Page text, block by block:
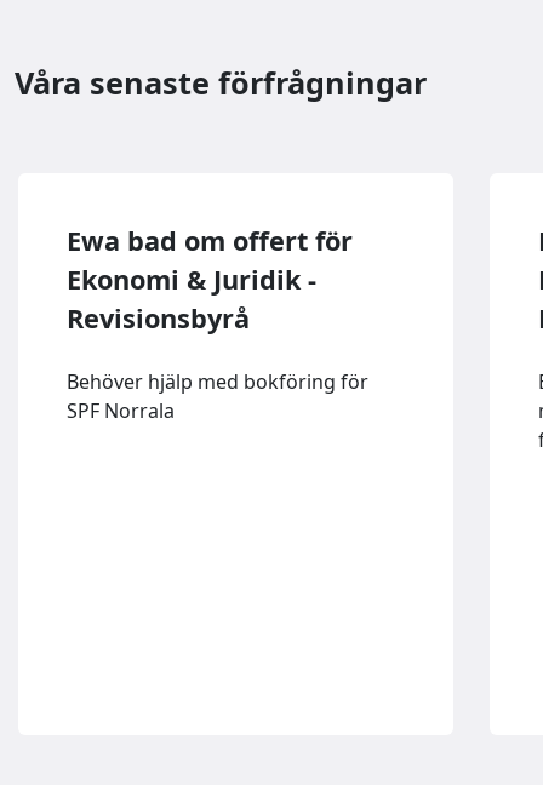
Våra senaste förfrågningar
Ewa bad om offert för
Ekonomi & Juridik -
Revisionsbyrå
Behöver hjälp med bokföring för
SPF Norrala